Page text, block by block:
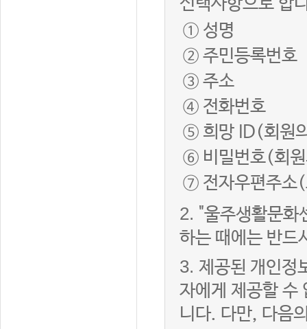
선택사항으로 합
① 성명
② 주민등록번호
③ 주소
④ 전화번호
⑤ 희망 ID(회원
⑥ 비밀번호(회
⑦ 전자우편주소
2. "울주생활문화
하는 때에는 반드
3. 제공된 개인정
자에게 제공할 수
니다. 다만, 다음